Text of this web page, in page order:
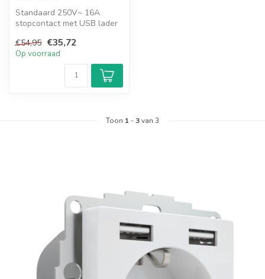
Standaard 250V~ 16A
stopcontact met USB lader
High-sp...
€54,95 €35,72
Op voorraad
Toon 1 -3van 3